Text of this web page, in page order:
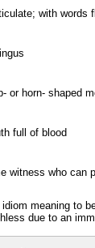
with words
or horn- shaped
full of blood
witness who can
meaning to
due to an